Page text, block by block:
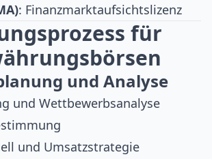
: Finanzmarktaufsichtslizenz
für
und Analyse
und Wettbewerbsanalyse
und Umsatzstrategie